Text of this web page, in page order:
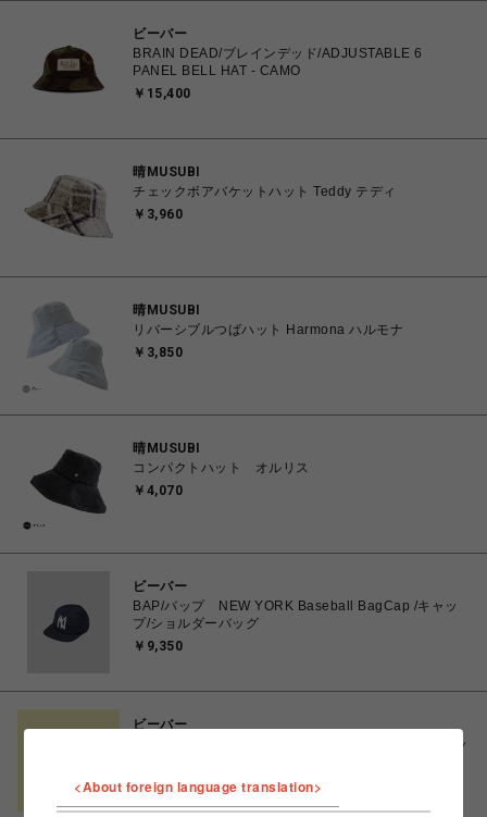
ビーバー
BRAIN DEAD/ブレインデッド/ADJUSTABLE 6
PANEL BELL HAT - CAMO
￥15,400
晴MUSUBI
チェックボアバケットハット Teddy テディ
￥3,960
晴MUSUBI
リバーシブルつばハット Harmona ハルモナ
￥3,850
晴MUSUBI
コンパクトハット オルリス
￥4,070
ビーバー
BAP/バップ NEW YORK Baseball BagCap /キャッ
プ/ショルダーバッグ
￥9,350
ビーバー
BAP/バップ LOS ANGELS Baseball BagCap/キャッ
￥9,350
<About foreign language translation>